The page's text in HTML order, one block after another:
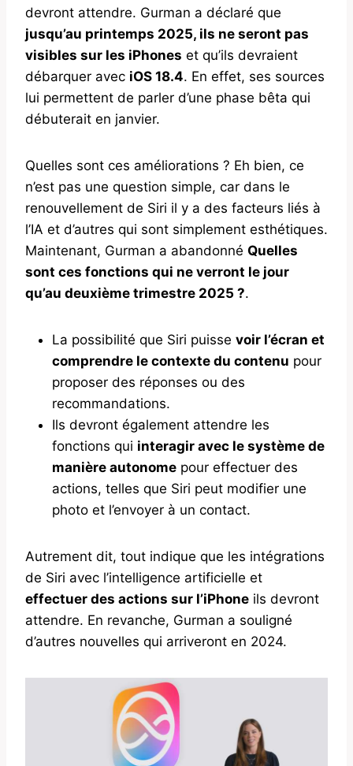
devront attendre. Gurman a déclaré que
jusqu’au printemps 2025, ils ne seront pas
visibles sur les iPhones et qu’ils devraient
débarquer avec iOS 18.4. En effet, ses sources
lui permettent de parler d’une phase bêta qui
débuterait en janvier.
Quelles sont ces améliorations ? Eh bien, ce
n’est pas une question simple, car dans le
renouvellement de Siri il y a des facteurs liés à
l’IA et d’autres qui sont simplement esthétiques.
Maintenant, Gurman a abandonné Quelles
sont ces fonctions qui ne verront le jour
qu’au deuxième trimestre 2025 ?.
La possibilité que Siri puisse voir l’écran et
comprendre le contexte du contenu pour
proposer des réponses ou des
recommandations.
Ils devront également attendre les
fonctions qui interagir avec le système de
manière autonome pour effectuer des
actions, telles que Siri peut modifier une
photo et l’envoyer à un contact.
Autrement dit, tout indique que les intégrations
de Siri avec l’intelligence artificielle et
effectuer des actions sur l’iPhone ils devront
attendre. En revanche, Gurman a souligné
d’autres nouvelles qui arriveront en 2024.